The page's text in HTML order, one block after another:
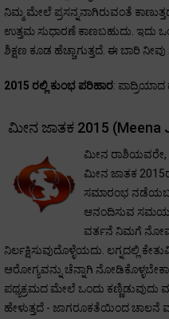
ನಿಮ್ಮ ಮೇಲೆ ಪ್ರಸನ್ನನಾಗಿರುವಂತೆ
ಉತ್ತಮ ಸುಧಾರಣೆ ಕಾಣಬಹುದು.
ಶಿಕ್ಷಣ ಕೂಡ ಹೆಚ್ಚಾಗುತ್ತದೆ. ಈ ಬಾರಿ
2015 ರಲ್ಲಿ ಕುಂಭ ಪರಿಹಾರ: ಪಾದ್ರಿಯಾದ
ಮೀನ ಜಾತಕ 2015 (Meena
ಮೀನ ರಾಶಿಯವರೇ,
ಮೀನ ಜಾತಕ
ಸಮಾರಂಭ
ಆನಂದಿಸುವ ಸಮಯ.
ವರ್ತನೆ ನಿಮಗೆ
ನಿರ್ಲಕ್ಷಿಸುವುದೊಳ್ಳೆಯದು. ಲಗ್ನದಲ್ಲಿ
ಆರೋಗ್ಯವನ್ನು ಚೆನ್ನಾಗಿ
ಪಥ್ಯಕ್ರಮದ ಮೇಲೆ ಒಂದು
ಹೇಳುತ್ತದೆ - ಜಾಗರೂಕತೆಯಿಂದ